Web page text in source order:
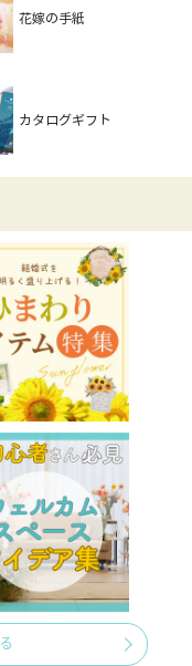
花嫁の手紙
カタログギフト